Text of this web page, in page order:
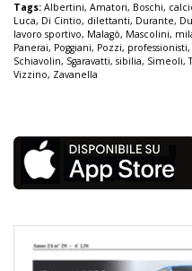
Tags: Albertini, Amatori, Boschi,
Luca, Di Cintio, dilettanti, Durante,
lavoro sportivo, Malagò, Mascolini,
Panerai, Poggiani, Pozzi, professionisti,
Schiavolin, Sgaravatti, sibilia, Simeoli,
Vizzino, Zavanella